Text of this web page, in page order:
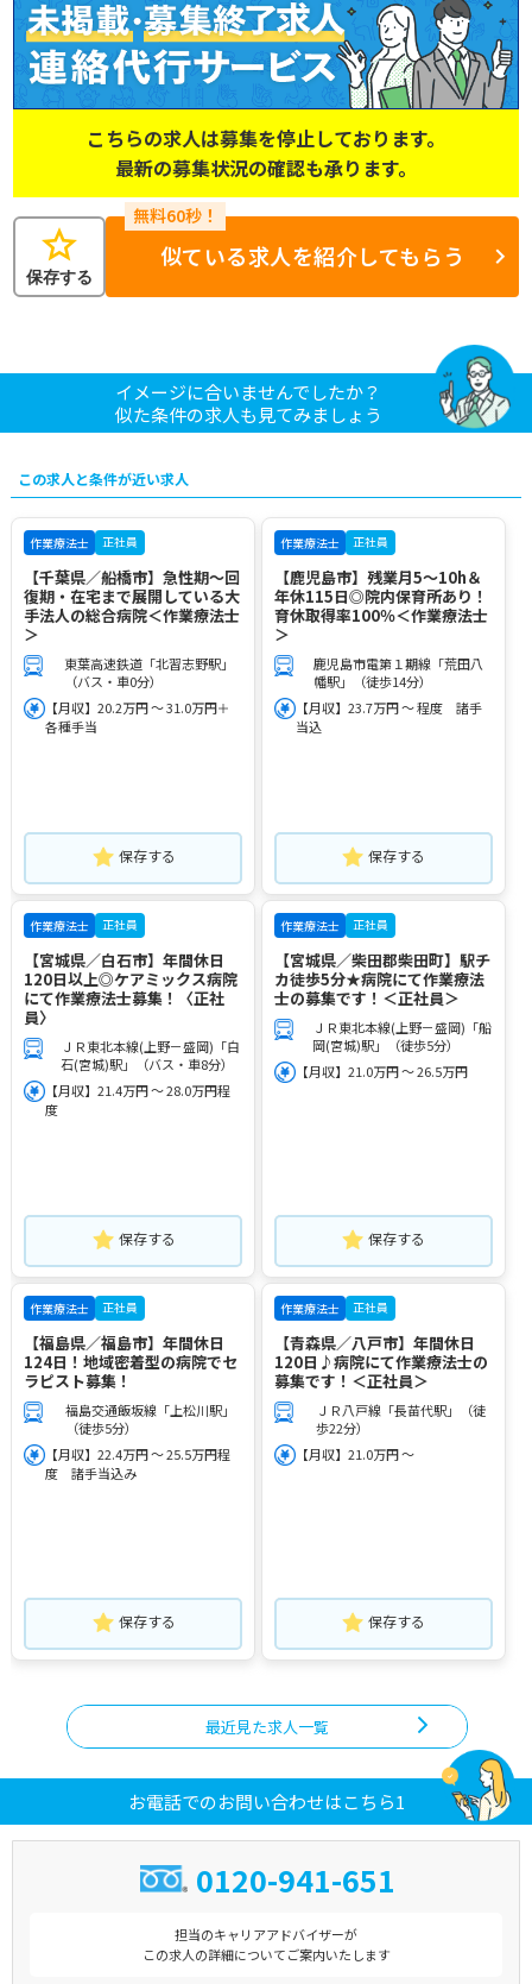
こちらの求人は募集を停止しております。
最新の募集状況の確認も承ります。
star
保存する
似ている求人を紹介してもらう
イメージに合いませんでしたか？
似た条件の求人も見てみましょう
この求人と条件が近い求人
作業療法士 正社員
【千葉県／船橋市】急性期～回
復期・在宅まで展開している大
手法人の総合病院＜作業療法士
＞
東葉高速鉄道「北習志野駅」
（バス・車0分）
【月収】20.2万円 ～ 31.0万円＋
各種手当
保存する
作業療法士 正社員
【鹿児島市】残業月5～10h＆
年休115日◎院内保育所あり！
育休取得率100％＜作業療法士
＞
鹿児島市電第１期線「荒田八
幡駅」（徒歩14分）
【月収】23.7万円 ～ 程度 諸手
当込
保存する
作業療法士 正社員
【宮城県／白石市】年間休日
120日以上◎ケアミックス病院
にて作業療法士募集！〈正社
員〉
ＪＲ東北本線(上野－盛岡)「白
石(宮城)駅」（バス・車8分）
【月収】21.4万円 ～ 28.0万円程
度
保存する
作業療法士 正社員
【宮城県／柴田郡柴田町】駅チ
カ徒歩5分★病院にて作業療法
士の募集です！＜正社員＞
ＪＲ東北本線(上野－盛岡)「船
岡(宮城)駅」（徒歩5分）
【月収】21.0万円 ～ 26.5万円
保存する
作業療法士 正社員
【福島県／福島市】年間休日
124日！地域密着型の病院でセ
ラピスト募集！
福島交通飯坂線「上松川駅」
（徒歩5分）
【月収】22.4万円 ～ 25.5万円程
度 諸手当込み
保存する
作業療法士 正社員
【青森県／八戸市】年間休日
120日♪病院にて作業療法士の
募集です！＜正社員＞
ＪＲ八戸線「長苗代駅」（徒
歩22分）
【月収】21.0万円 ～
保存する
最近見た求人一覧
お電話でのお問い合わせはこちら1
0120-941-651
担当のキャリアアドバイザーが
この求人の詳細についてご案内いたします